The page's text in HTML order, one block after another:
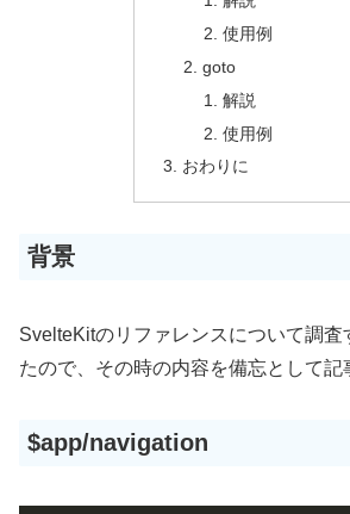
使用例
goto
解説
使用例
おわりに
背景
SvelteKitのリファレンスについて調査
たので、その時の内容を備忘として記
$app/navigation